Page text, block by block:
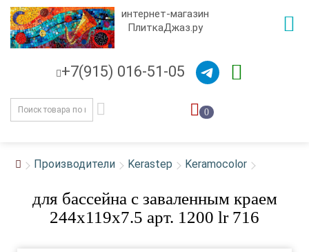
интернет-магазин
ПлиткаДжаз.ру
+7(915) 016-51-05
0
Производители Kerastep Keramocolor
для бассейна с заваленным краем
244x119x7.5 арт. 1200 lr 716